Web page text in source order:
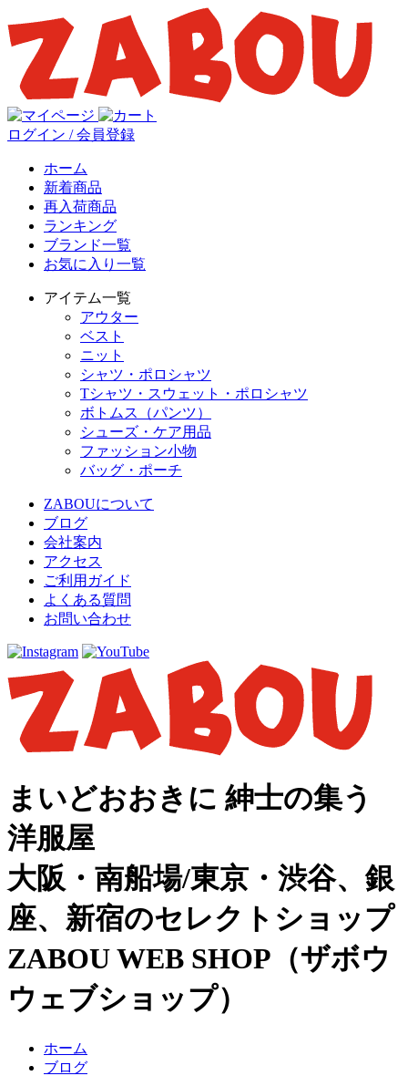
ログイン / 会員登録
ホーム
新着商品
再入荷商品
ランキング
ブランド一覧
お気に入り一覧
アイテム一覧
アウター
ベスト
ニット
シャツ・ポロシャツ
Tシャツ・スウェット・ポロシャツ
ボトムス（パンツ）
シューズ・ケア用品
ファッション小物
バッグ・ポーチ
ZABOUについて
ブログ
会社案内
アクセス
ご利用ガイド
よくある質問
お問い合わせ
まいどおおきに 紳士の集う
洋服屋
大阪・南船場/東京・渋谷、銀
座、新宿のセレクトショップ
ZABOU WEB SHOP（ザボウ
ウェブショップ）
ホーム
ブログ